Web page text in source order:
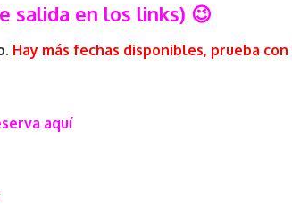
salida en los links) 😉
Hay más fechas disponibles, prueba
aquí